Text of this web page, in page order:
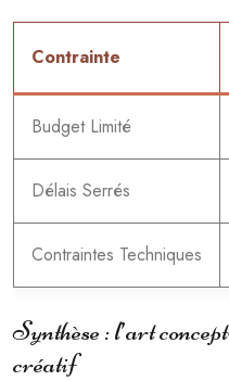
Contrainte
Budget Limité
Délais Serrés
Contraintes Techniques
Synthèse : l’art
créatif